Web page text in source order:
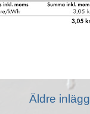
Äldre inlägg